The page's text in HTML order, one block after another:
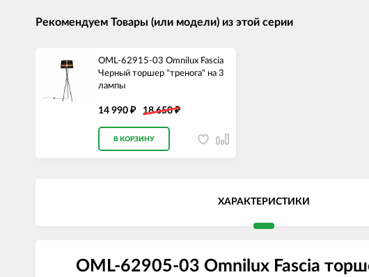
Рекомендуем Товары (или модели) из этой серии
OML-62915-03 Omnilux Fascia
Черный торшер "тренога" на 3
лампы
14 990 ₽ 18 650₽
В КОРЗИНУ
ХАРАКТЕРИСТИКИ
OML-62905-03 Omnilux Fascia